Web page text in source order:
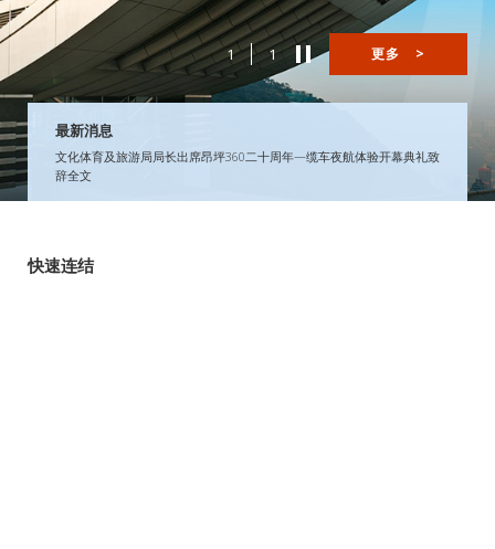
1 1 更多 >
最新消息
文化体育及旅游局局长出席昂坪360二十周年—缆车夜航体验开幕典礼致
辞全文
快速连结